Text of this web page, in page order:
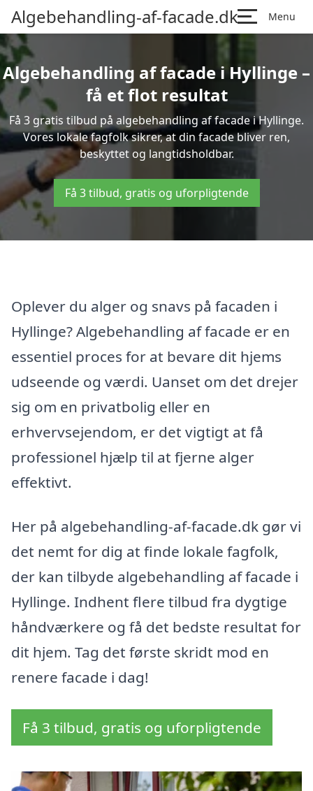
Algebehandling-af-facade.dk Menu
Algebehandling af facade i Hyllinge –
få et flot resultat
Få 3 gratis tilbud på algebehandling af facade i Hyllinge.
Vores lokale fagfolk sikrer, at din facade bliver ren,
beskyttet og langtidsholdbar.
Få 3 tilbud, gratis og uforpligtende
Oplever du alger og snavs på facaden i
Hyllinge? Algebehandling af facade er en
essentiel proces for at bevare dit hjems
udseende og værdi. Uanset om det drejer
sig om en privatbolig eller en
erhvervsejendom, er det vigtigt at få
professionel hjælp til at fjerne alger
effektivt.
Her på algebehandling-af-facade.dk gør vi
det nemt for dig at finde lokale fagfolk,
der kan tilbyde algebehandling af facade i
Hyllinge. Indhent flere tilbud fra dygtige
håndværkere og få det bedste resultat for
dit hjem. Tag det første skridt mod en
renere facade i dag!
Få 3 tilbud, gratis og uforpligtende